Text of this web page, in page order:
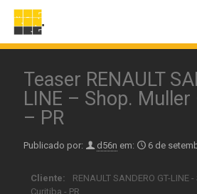
Teaser RENAULT
LINE – Shop.
– PR
Publicado por: d56n em: 6 de
Cliente:
RENAULT SANDERO GT-LINE
Curitiba - PR